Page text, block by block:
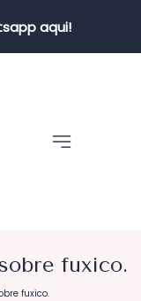
aqui!
fuxico.
fuxico.